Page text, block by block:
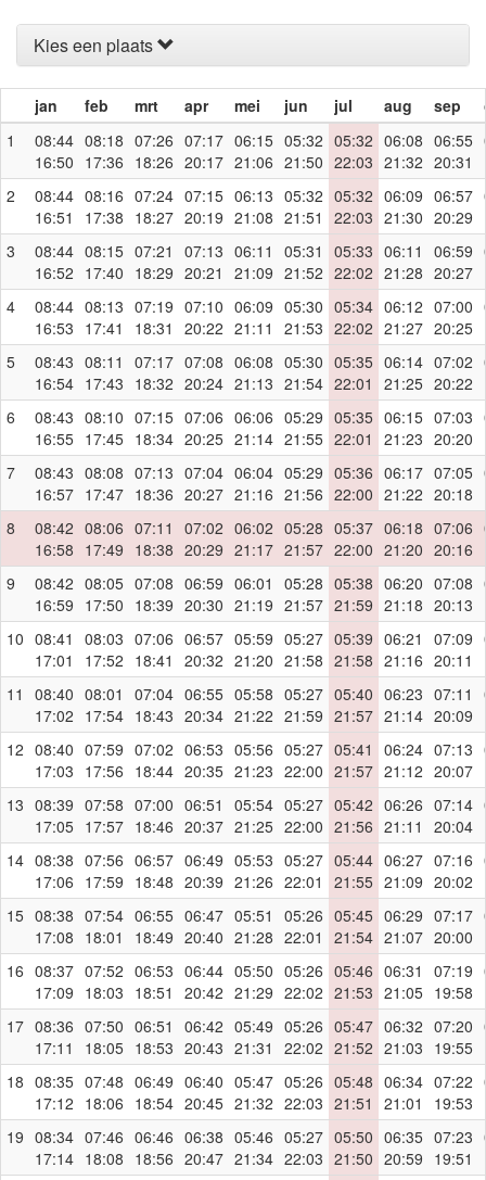
Kies een plaats
jan feb mrt apr mei jun jul aug sep
1
08:44
16:50
08:18
17:36
07:26
18:26
07:17
20:17
06:15
21:06
05:32
21:50
05:32
22:03
06:08
21:32
06:55
20:31
2
08:44
16:51
08:16
17:38
07:24
18:27
07:15
20:19
06:13
21:08
05:32
21:51
05:32
22:03
06:09
21:30
06:57
20:29
3
08:44
16:52
08:15
17:40
07:21
18:29
07:13
20:21
06:11
21:09
05:31
21:52
05:33
22:02
06:11
21:28
06:59
20:27
4
08:44
16:53
08:13
17:41
07:19
18:31
07:10
20:22
06:09
21:11
05:30
21:53
05:34
22:02
06:12
21:27
07:00
20:25
5
08:43
16:54
08:11
17:43
07:17
18:32
07:08
20:24
06:08
21:13
05:30
21:54
05:35
22:01
06:14
21:25
07:02
20:22
6
08:43
16:55
08:10
17:45
07:15
18:34
07:06
20:25
06:06
21:14
05:29
21:55
05:35
22:01
06:15
21:23
07:03
20:20
7
08:43
16:57
08:08
17:47
07:13
18:36
07:04
20:27
06:04
21:16
05:29
21:56
05:36
22:00
06:17
21:22
07:05
20:18
8
08:42
16:58
08:06
17:49
07:11
18:38
07:02
20:29
06:02
21:17
05:28
21:57
05:37
22:00
06:18
21:20
07:06
20:16
9
08:42
16:59
08:05
17:50
07:08
18:39
06:59
20:30
06:01
21:19
05:28
21:57
05:38
21:59
06:20
21:18
07:08
20:13
10 08:41
17:01
08:03
17:52
07:06
18:41
06:57
20:32
05:59
21:20
05:27
21:58
05:39
21:58
06:21
21:16
07:09
20:11
11
08:40
17:02
08:01
17:54
07:04
18:43
06:55
20:34
05:58
21:22
05:27
21:59
05:40
21:57
06:23
21:14
07:11
20:09
12 08:40
17:03
07:59
17:56
07:02
18:44
06:53
20:35
05:56
21:23
05:27
22:00
05:41
21:57
06:24
21:12
07:13
20:07
13 08:39
17:05
07:58
17:57
07:00
18:46
06:51
20:37
05:54
21:25
05:27
22:00
05:42
21:56
06:26
21:11
07:14
20:04
14 08:38
17:06
07:56
17:59
06:57
18:48
06:49
20:39
05:53
21:26
05:27
22:01
05:44
21:55
06:27
21:09
07:16
20:02
15 08:38
17:08
07:54
18:01
06:55
18:49
06:47
20:40
05:51
21:28
05:26
22:01
05:45
21:54
06:29
21:07
07:17
20:00
16 08:37
17:09
07:52
18:03
06:53
18:51
06:44
20:42
05:50
21:29
05:26
22:02
05:46
21:53
06:31
21:05
07:19
19:58
17 08:36
17:11
07:50
18:05
06:51
18:53
06:42
20:43
05:49
21:31
05:26
22:02
05:47
21:52
06:32
21:03
07:20
19:55
18 08:35
17:12
07:48
18:06
06:49
18:54
06:40
20:45
05:47
21:32
05:26
22:03
05:48
21:51
06:34
21:01
07:22
19:53
19 08:34
17:14
07:46
18:08
06:46
18:56
06:38
20:47
05:46
21:34
05:27
22:03
05:50
21:50
06:35
20:59
07:23
19:51